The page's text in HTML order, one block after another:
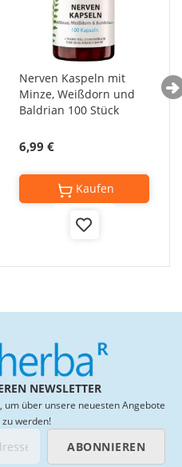
Nerven Kaspeln mit
Minze, Weißdorn und
Baldrian 100 Stück
6,99 €
Add
Kaufen
NEWSLETTER
über unsere neuesten Angebote
werden!
ABONNIEREN